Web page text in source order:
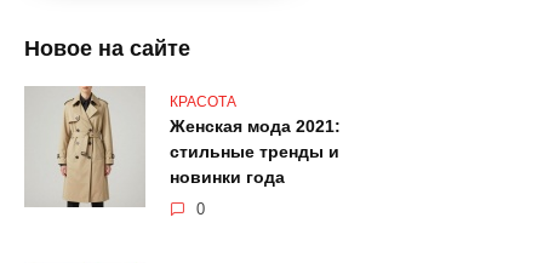
Новое на сайте
КРАСОТА
Женская мода 2021:
стильные тренды и
новинки года
0